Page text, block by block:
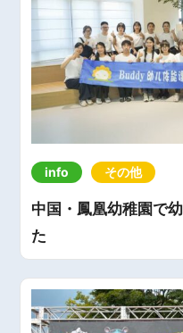
info その他
中国・鳳凰幼稚園で
た